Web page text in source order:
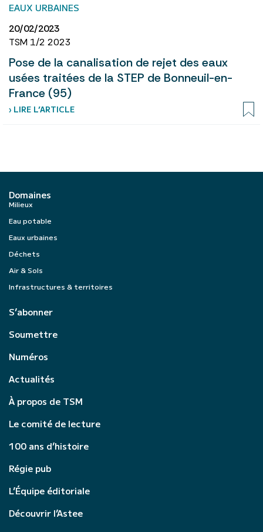
EAUX URBAINES
20/02/2023
TSM 1/2 2023
Pose de la canalisation de rejet des eaux
usées traitées de la STEP de Bonneuil-en-
France (95)
› LIRE L’ARTICLE
Domaines
Milieux
Eau potable
Eaux urbaines
Déchets
Air & Sols
Infrastructures & territoires
S’abonner
Soumettre
Numéros
Actualités
À propos de TSM
Le comité de lecture
100 ans d’histoire
Régie pub
L’Équipe éditoriale
Découvrir l’Astee